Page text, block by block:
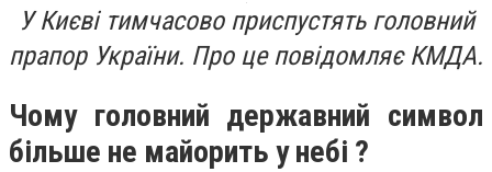
У Києві тимчасово приспустять головний
прапор України. Про це повідомляє КМДА.
Чому головний державний символ
більше не майорить у небі ?